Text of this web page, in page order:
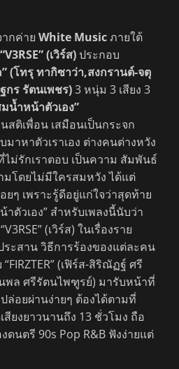
ากค่ายWhite Musicภายใต้
“V3RSE” (เวิร์ส) ประกอบ
(โทรุ ทากิซาว่า,สงกรานต์-จตุ
ร รัตนเพชร)3 หนุ่ม 3 เสียง 3
น้ำหน้าตัวเอง”
สติเพื่อน เสมือนเป็นกระจก
าหาตัวเราเอง ต่างคนต่างหวัง
ม่รักเราตอบ เป็นความ สัมพันธ์
มโดยไม่มีใครสมหวัง ได้แต่
ยๆ เพราะรู้ดีอยู่แก่ใจว่าสุดท้าย
ตัวเอง” สำหรับเพลงนี้นับว่า
(เวิร์ส) ในเรื่องราย
ระสาน วิธีการร้องของแต่ละคน
(เฟิร์ส-สิริณัฏฐ์ ศรี
พล ศรีรัตนไพฑูรย์) มารับหน้าที่
ล่อยผ่านง่ายๆ ต้องได้ตามที่
ยงยาวนานถึง 13 ชั่วโมง ถือ
ดนตรี 90s Pop R&B ฟังง่ายแต่